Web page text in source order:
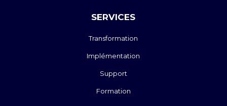
SERVICES
Transformation
Implémentation
Support
Formation